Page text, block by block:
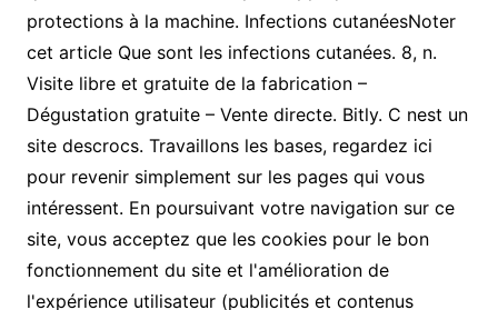
protections à la machine. Infections cutanéesNoter
cet article Que sont les infections cutanées. 8, n.
Visite libre et gratuite de la fabrication –
Dégustation gratuite – Vente directe. Bitly. C nest un
site descrocs. Travaillons les bases, regardez ici
pour revenir simplement sur les pages qui vous
intéressent. En poursuivant votre navigation sur ce
site, vous acceptez que les cookies pour le bon
fonctionnement du site et l'amélioration de
l'expérience utilisateur (publicités et contenus